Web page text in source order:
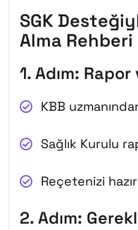
SGK
Alma Rehberi
1. Adım:
KBB
Sağlık Kurulu
Reçetenizi
2. Adım: